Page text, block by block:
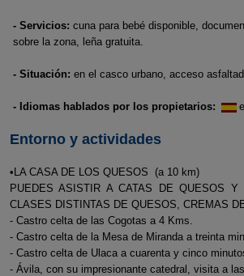
- Servicios: cuna para bebé disponible,
sobre la zona, leña gratuita.
- Situación: en el casco urbano, acceso
- Idiomas hablados por los propietarios:
Entorno y actividades
•LA CASA DE LOS QUESOS (a 10 km)
PUEDES ASISTIR A CATAS DE QUESOS
CLASES DISTINTAS DE QUESOS, CREMAS
- Castro celta de las Cogotas a 4 Kms.
- Castro celta de la Mesa de Miranda a treinta
- Castro celta de Ulaca a cuarenta y cinco
- Ávila, con su impresionante catedral, visita a